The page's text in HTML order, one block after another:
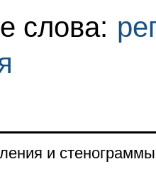
слова:
и стенограммы